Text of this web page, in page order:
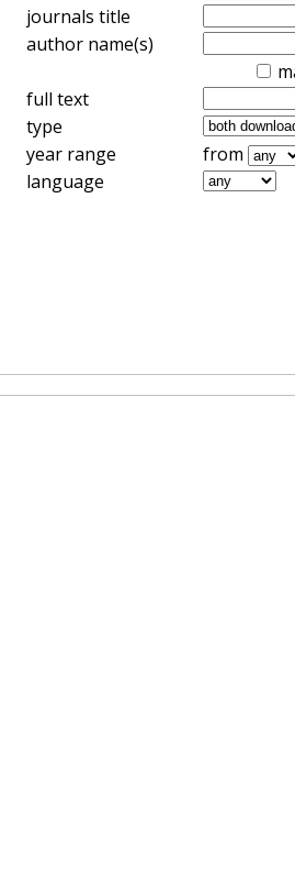
journals title
author name(s)
full text
type
year range
from
language